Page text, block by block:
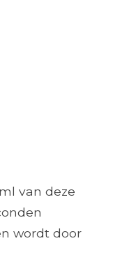
van deze
wordt door